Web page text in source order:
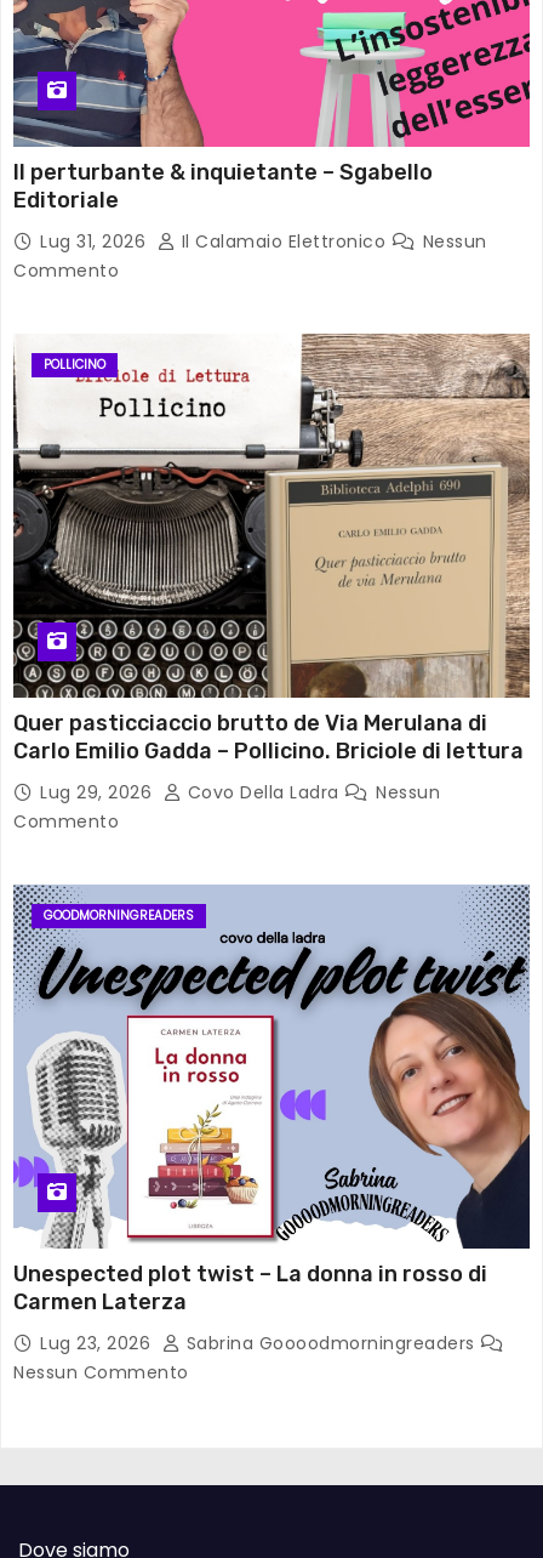
Il perturbante & inquietante – Sgabello
Editoriale
Lug 31, 2026 Il Calamaio Elettronico
Nessun
Commento
POLLICINO
Quer pasticciaccio brutto de Via Merulana di
Carlo Emilio Gadda – Pollicino. Briciole di lettura
Lug 29, 2026 Covo Della Ladra
Nessun
Commento
GOODMORNINGREADERS
Unespected plot twist – La donna in rosso di
Carmen Laterza
Lug 23, 2026
Sabrina Goooodmorningreaders
Nessun Commento
Dove siamo